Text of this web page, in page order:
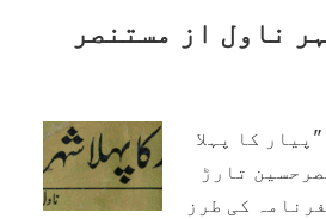
ناول از مستنصر
کا پہلا
تارڑ
کی طرز